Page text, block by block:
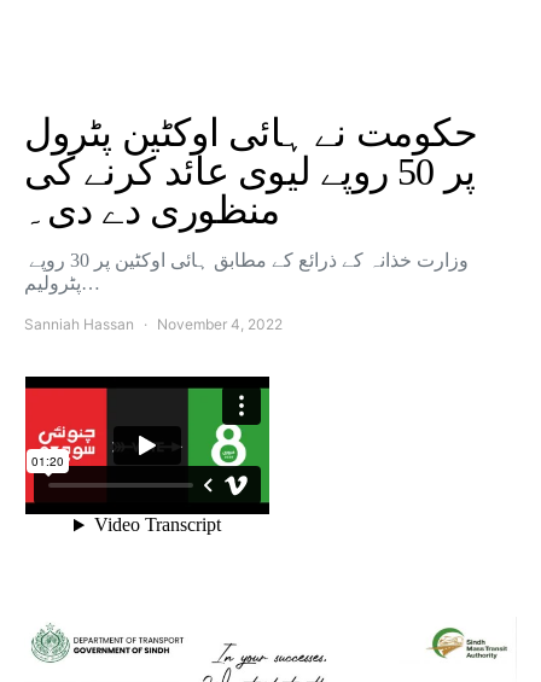
حکومت نے ہائی اوکٹین پٹرول
پر 50 روپے لیوی عائد کرنے کی
منظوری دے دی۔
پٹرولیم…
Sanniah Hassan November 4, 2022